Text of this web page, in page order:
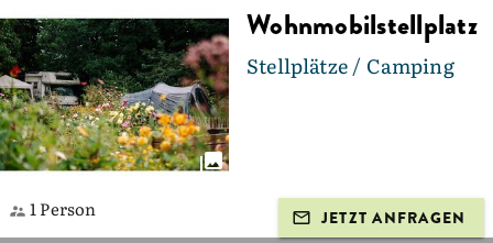
Wohnmobilstellplatz
Stellplätze / Camping
1 Person JETZT ANFRAGEN